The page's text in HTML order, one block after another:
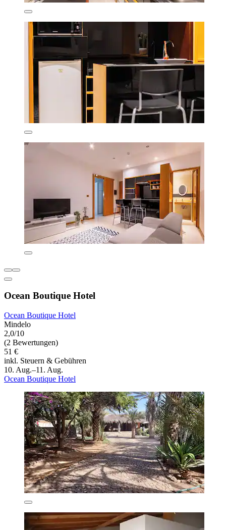
Ocean Boutique Hotel
Ocean Boutique Hotel
Mindelo
2,0/10
(2 Bewertungen)
51 €
inkl. Steuern & Gebühren
10. Aug.–11. Aug.
Ocean Boutique Hotel